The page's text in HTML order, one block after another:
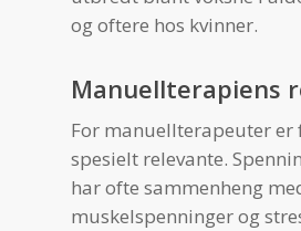
og oftere hos kvinner.
Manuellterapiens
For manuellterapeuter er
spesielt relevante.
har ofte sammenheng
muskelspenninger og